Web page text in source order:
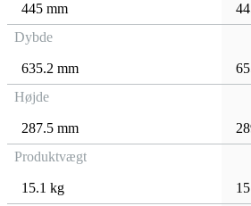
445 mm
Dybde
635.2 mm
Højde
287.5 mm
Produktvægt
15.1 kg